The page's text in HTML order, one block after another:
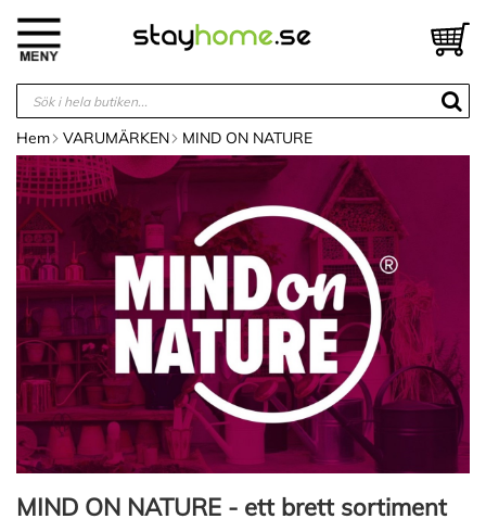
innehållet
Hem VARUMÄRKEN MIND ON NATURE
MIND ON NATURE - ett brett sortiment